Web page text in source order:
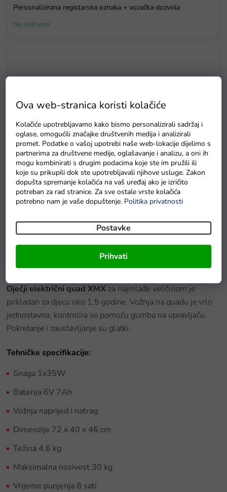
Ova web-stranica koristi kolačiće
Kolačiće upotrebljavamo kako bismo personalizirali sadržaj i
oglase, omogućili značajke društvenih medija i analizirali
promet. Podatke o vašoj upotrebi naše web-lokacije dijelimo s
partnerima za društvene medije, oglašavanje i analizu, a oni ih
mogu kombinirati s drugim podacima koje ste im pružili ili
koje su prikupili dok ste upotrebljavali njihove usluge. Zakon
dopušta spremanje kolačića na vaš uređaj ako je izričito
potreban za rad stranice. Za sve ostale vrste kolačića
potrebno nam je vaše dopuštenje. Politika privatnosti
Postavke
Prihvati
Personalizirana registarska oznaka + vozačka dozvola
Na zalihama
Vodootporna zaštitna cerada za električni auto S
Na zalihama
Detaljan opis proizvoda
Dječji električni quad XMX za najmlađe veličinom je
prikladan za djecu oko 1,5 godine. Vožnja na quadu je vrlo
jednostavna, kontrolira se pomoću gumba na upravljaču.
Pokretanje i zaustavljanje su glatki.
Tehničke specifikacije:
Snaga 1x35W
Baterija 6V 7Ah
Vožnja naprijed i natrag
Dimenzije 72 x 40 x 46 cm
Težina 4,6 kg
Maksimalna nosivost 30 kg
Vrijeme punjenja 8 sati